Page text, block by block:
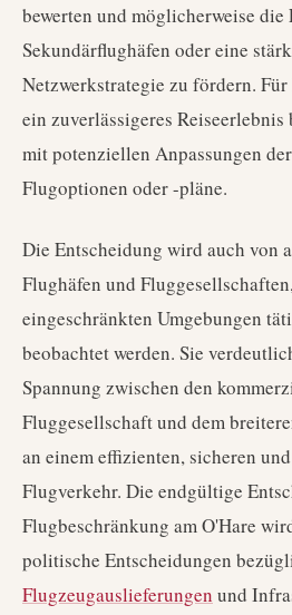
bewerten und möglicherweise
Sekundärflughäfen oder eine
Netzwerkstrategie zu fördern. Für
ein zuverlässigeres Reiseerlebnis
mit potenziellen Anpassungen
Flugoptionen oder -pläne.
Die Entscheidung wird auch von
Flughäfen und
eingeschränkten Umgebungen
beobachtet werden. Sie
Spannung zwischen den
Fluggesellschaft und dem
an einem effizienten, sicheren
Flugverkehr. Die endgültige
Flugbeschränkung am O'Hare
politische Entscheidungen
Flugzeugauslieferungen und